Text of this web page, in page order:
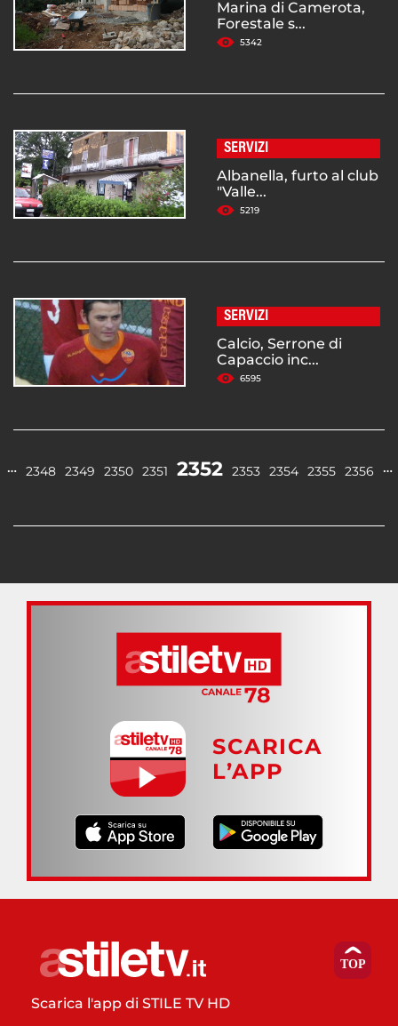
Marina di Camerota,
Forestale s...
5342
SERVIZI
Albanella, furto al club
"Valle...
5219
SERVIZI
Calcio, Serrone di
Capaccio inc...
6595
… 2348 2349 2350 2351 2352 2353 2354 2355 2356 …
SCARICA
L’APP
Scarica l'app di STILE TV HD